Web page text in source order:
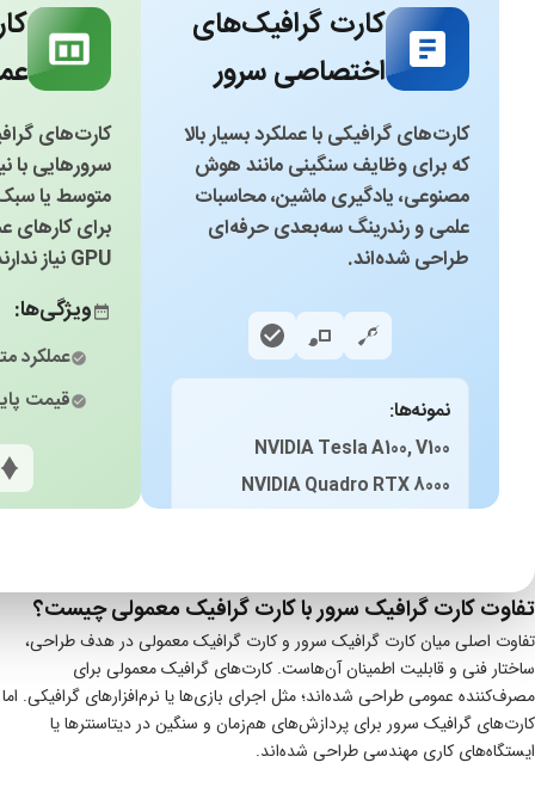
کارت گرافیک‌های
اختصاصی سرور
کارت‌های گرافیکی با عملکرد بسیار بالا
که برای وظایف سنگینی مانند هوش
مصنوعی، یادگیری ماشین، محاسبات
علمی و رندرینگ سه‌بعدی حرفه‌ای
طراحی شده‌اند.
نمونه‌ها:
NVIDIA Tesla A100, V100
NVIDIA Quadro RTX 8000
کارت‌های
سرورهایی با
متوسط یا
برای کارهای
GPU نیاز ندارند.
ویژگی‌ها:
عملکرد
قیمت
تفاوت کارت گرافیک سرور با کارت گرافیک معمولی چیست؟
تفاوت اصلی میان کارت گرافیک سرور و کارت گرافیک معمولی در هدف طراحی،
ساختار فنی و قابلیت اطمینان آن‌هاست. کارت‌های گرافیک معمولی برای
مصرف‌کننده عمومی طراحی شده‌اند؛ مثل اجرای بازی‌ها یا نرم‌افزارهای گرافیکی. اما
کارت‌های گرافیک سرور برای پردازش‌های هم‌زمان و سنگین در دیتاسنترها یا
ایستگاه‌های کاری مهندسی طراحی شده‌اند.